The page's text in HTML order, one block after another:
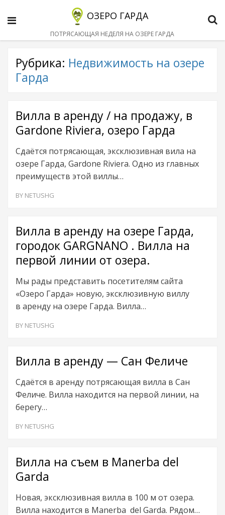
ОЗЕРО ГАРДА
ПОТРЯСАЮЩАЯ НЕДЕЛЯ НА ОЗЕРЕ ГАРДА
Menu
Рубрика: Недвижимость на озере
Гарда
Вилла в аренду / на продажу, в
Gardone Riviera, озеро Гарда
Сдаётся потрясающая, эксклюзивная вила на
озере Гарда, Gardone Riviera. Одно из главных
преимуществ этой виллы…
BY NETUSHG
Вилла в аренду на озере Гарда,
городок GARGNANO . Вилла на
первой линии от озера.
Мы рады представить посетителям сайта
«Озеро Гарда» новую, эксклюзивную виллу
в аренду на озере Гарда. Вилла…
BY NETUSHG
Вилла в аренду — Сан Феличе
Сдаётся в аренду потрясающая вилла в Сан
Феличе. Вилла находится на первой линии, на
берегу…
BY NETUSHG
Вилла на съем в Manerba del
Garda
Новая, эксклюзивная вилла в 100 м от озера.
Вилла находится в Manerba del Garda. Рядом…